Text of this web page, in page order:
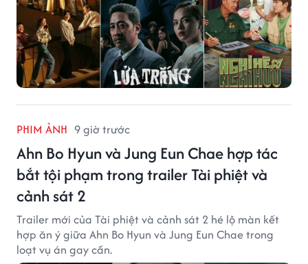
PHIM ẢNH 9 giờ trước
Ahn Bo Hyun và Jung Eun Chae hợp tác
bắt tội phạm trong trailer Tài phiệt và
cảnh sát 2
Trailer mới của Tài phiệt và cảnh sát 2 hé lộ màn kết
hợp ăn ý giữa Ahn Bo Hyun và Jung Eun Chae trong
loạt vụ án gay cấn.